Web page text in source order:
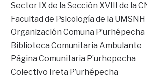
Sector IX de la Sección XVIII de la
Facultad de Psicología de la UMSNH
Organización Comuna P’urhépecha
Biblioteca Comunitaria Ambulante
Página Comunitaria P’urhepecha
Colectivo Ireta P’urhépecha